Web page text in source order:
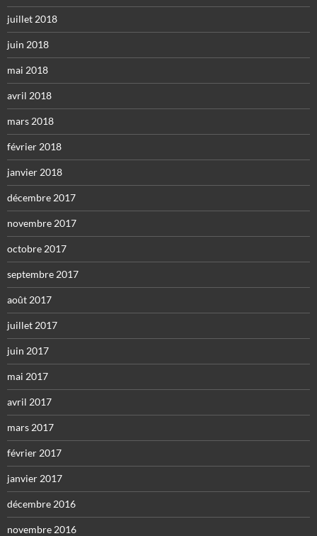
juillet 2018
juin 2018
mai 2018
avril 2018
mars 2018
février 2018
janvier 2018
décembre 2017
novembre 2017
octobre 2017
septembre 2017
août 2017
juillet 2017
juin 2017
mai 2017
avril 2017
mars 2017
février 2017
janvier 2017
décembre 2016
novembre 2016